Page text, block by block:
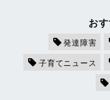
お
発達障害
子育てニュース